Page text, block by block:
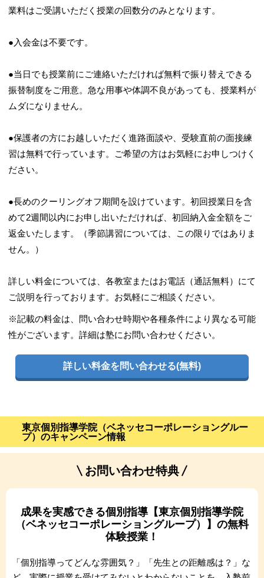
業料はご受講いただく授業の回数分のみとなります。
●入会金は不要です。
●当日でも授業前にご連絡いただければ無料で振り替えできる
振替制度をご用意。急な用事や体調不良があっても、授業料が
ムダになりません。
●保護者の方にお越しいただく進路面談や、受験直前の面接練
習は無料で行っています。ご希望の方はお気軽にお申しつけく
ださい。
●長めのクーリングオフ期間を設けています。初回授業日を含
めて2週間以内にお申し出いただければ、初回納入金全額をご
返金いたします。（季節講習については、この限りではありま
せん。）
詳しい料金については、各教室またはお電話（通話無料）にて
ご説明を行っております。お気軽にご相談ください。
※記載の料金は、問い合わせ時期や各種条件により異なる可能
性がございます。詳細は塾にお問い合わせください。
詳しい料金を問い合わせる(無料)
東京個別指導学院（ベネッセコーポレーショングルー
プ）のキャンペーン情報
お問い合わせ特典
成果を実感できる個別指導【東京個別指導学院
（ベネッセコーポレーショングループ）】の無料
体験授業！
「個別指導ってどんな雰囲気？」「先生との距離感は？」な